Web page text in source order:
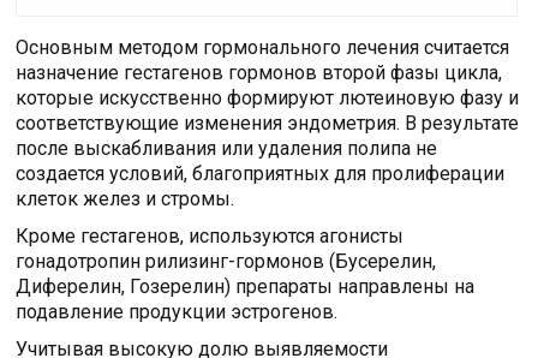
Основным методом гормонального лечения считается
назначение гестагенов гормонов второй фазы цикла,
которые искусственно формируют лютеиновую фазу и
соответствующие изменения эндометрия. В результате
после выскабливания или удаления полипа не
создается условий, благоприятных для пролиферации
клеток желез и стромы.
Кроме гестагенов, используются агонисты
гонадотропин рилизинг-гормонов (Бусерелин,
Диферелин, Гозерелин) препараты направлены на
подавление продукции эстрогенов.
Учитывая высокую долю выявляемости